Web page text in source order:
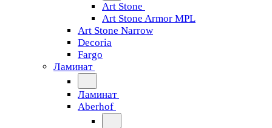
Art Stone
Art Stone Armor MPL
Art Stone Narrow
Decoria
Fargo
Ламинат
Ламинат
Aberhof